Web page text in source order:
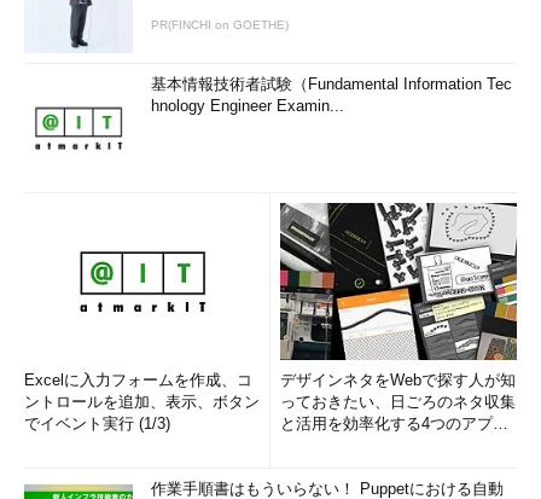
これはコンピュータのSIDを書き換えるNewSIDツ
ール。ただしマイクロソフトでは、ディスク複製
とSID書き換えによって作成された環境のソフトウ
ェアの動作は保証していない。が、仮想環境で実
SIDを強制的に変更することによる問題点や危険性などについ
ては、上のNewSIDコマンドの説明や、以下のドキュメントなど
を参照していただきたい。コンピュータのSIDは暗号化ファイ
ル・システムなどでも利用されているので、暗号化を利用してい
るイメージでSIDを変更すると、暗号化されたファイルにアクセ
スできなくなる、などの注意点が書かれている。
PR(FINCHI on GOETHE)
基本情報技術者試験（Fundamental Information Tec
hnology Engineer Examin...
Excelに入力フォームを作成、コ
ントロールを追加、表示、ボタン
でイベント実行 (1/3)
デザインネタをWebで探す人が知
っておきたい、日ごろのネタ収集
と活用を効率化する4つのアプリ
作業手順書はもういらない！ Puppetにおける自動